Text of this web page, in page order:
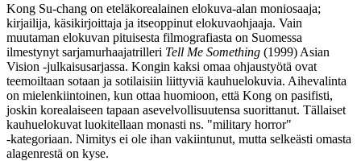
Kong Su‑chang on eteläkorealainen elokuva-alan moniosaaja;
kirjailija, käsikirjoittaja ja itseoppinut elokuvaohjaaja. Vain
muutaman elokuvan pituisesta filmografiasta on Suomessa
ilmestynyt sarjamurhaajatrilleri Tell Me Something (1999) Asian
Vision ‑julkaisusarjassa. Kongin kaksi omaa ohjaustyötä ovat
teemoiltaan sotaan ja sotilaisiin liittyviä kauhuelokuvia. Aihevalinta
on mielenkiintoinen, kun ottaa huomioon, että Kong on pasifisti,
joskin korealaiseen tapaan asevelvollisuutensa suorittanut. Tällaiset
kauhuelokuvat luokitellaan monasti ns. "military horror"
‑kategoriaan. Nimitys ei ole ihan vakiintunut, mutta selkeästi omasta
alagenrestä on kyse.